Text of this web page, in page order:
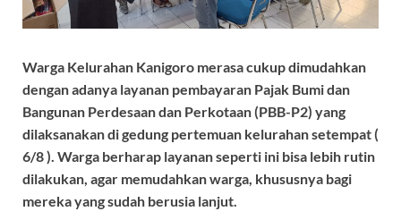
Warga Kelurahan Kanigoro merasa cukup dimudahkan
dengan adanya layanan pembayaran Pajak Bumi dan
Bangunan Perdesaan dan Perkotaan (PBB-P2) yang
dilaksanakan di gedung pertemuan kelurahan setempat (
6/8 ). Warga berharap layanan seperti ini bisa lebih rutin
dilakukan, agar memudahkan warga, khususnya bagi
mereka yang sudah berusia lanjut.